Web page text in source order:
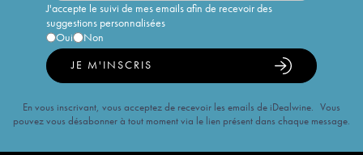
J'accepte le suivi de mes emails afin de recevoir des
suggestions personnalisées
Oui
Non
JE M'INSCRIS
En vous inscrivant, vous acceptez de recevoir les emails de iDealwine. Vous
pouvez vous désabonner à tout moment via le lien présent dans chaque message.